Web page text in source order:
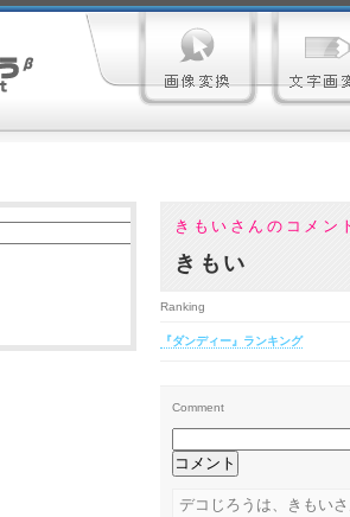
きもいさんのコメン
きもい
Ranking
『ダンディー』ランキング
Comment
デコじろうは、きもい